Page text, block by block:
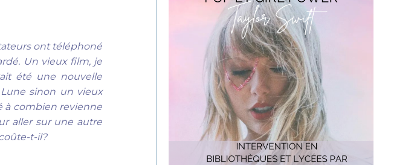
ont téléphoné
Un vieux film, je
été une nouvelle
sinon un vieux
à combien revienne
aller sur une autre
t-il?